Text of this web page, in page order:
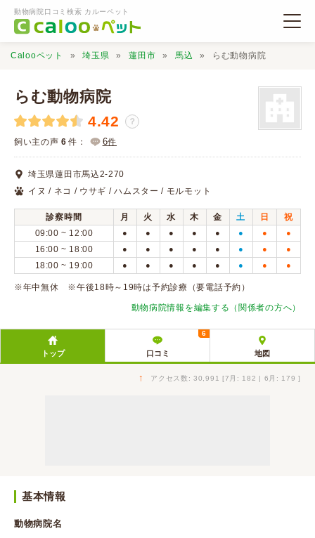
動物病院口コミ検索 カルーペット
動物病院検索
口コミ検索
Calooペットとは？
口コミ投稿
Calooペット 埼玉県 蓮田市 馬込 らむ動物病院
らむ動物病院
4.42 ？
飼い主の声 6 件： 6件
埼玉県蓮田市馬込2-270
イヌ / ネコ / ウサギ / ハムスター / モルモット
診察時間 月 火 水 木 金 土 日
祝
09:00 ~ 12:00
● ● ● ● ● ● ● ●
16:00 ~ 18:00 ● ● ● ● ● ● ● ●
18:00 ~ 19:00 ● ● ● ● ● ● ● ●
※年中無休 ※午後18時～19時は予約診療（要電話予約）
動物病院情報を編集する（関係者の方へ）
トップ 口コミ
6
地図
↑ アクセス数: 30,991 [7月: 182 | 6月: 179 ]
基本情報
動物病院名